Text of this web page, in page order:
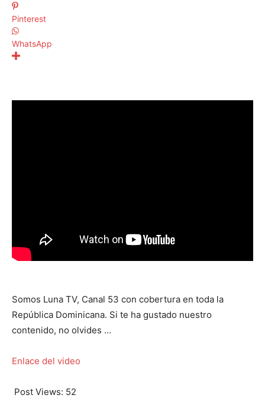
Pinterest
WhatsApp
Somos Luna TV, Canal 53 con cobertura en toda la
República Dominicana. Si te ha gustado nuestro
contenido, no olvides …
Enlace del video
Post Views: 52